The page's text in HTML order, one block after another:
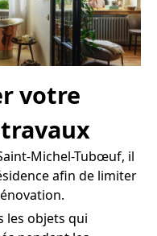
votre
Michel-Tubœuf, il
afin de limiter
les objets qui